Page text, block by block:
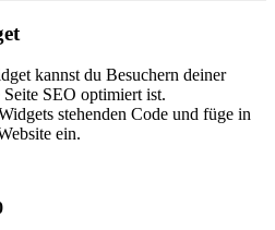
kannst du Besuchern deiner
SEO optimiert ist.
stehenden Code und füge in
ein.